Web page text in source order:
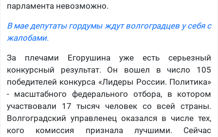
парламента невозможно.
В мае депутаты гордумы ждут волгоградцев у себя с
жалобами.
За плечами Егорушина уже есть серьезный
конкурсный результат. Он вошел в число 105
победителей конкурса «Лидеры России. Политика»
- масштабного федерального отбора, в котором
участвовали 17 тысяч человек со всей страны.
Волгоградский управленец оказался в числе тех,
кого комиссия признала лучшими. Сейчас